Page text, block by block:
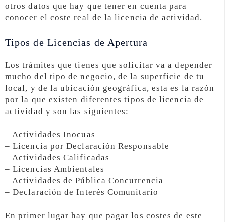
otros datos que hay que tener en cuenta para
conocer el coste real de la licencia de actividad.
Tipos de Licencias de Apertura
Los trámites que tienes que solicitar va a depender
mucho del tipo de negocio, de la superficie de tu
local, y de la ubicación geográfica, esta es la razón
por la que existen diferentes tipos de licencia de
actividad y son las siguientes:
– Actividades Inocuas
– Licencia por Declaración Responsable
– Actividades Calificadas
– Licencias Ambientales
– Actividades de Pública Concurrencia
– Declaración de Interés Comunitario
En primer lugar hay que pagar los costes de este